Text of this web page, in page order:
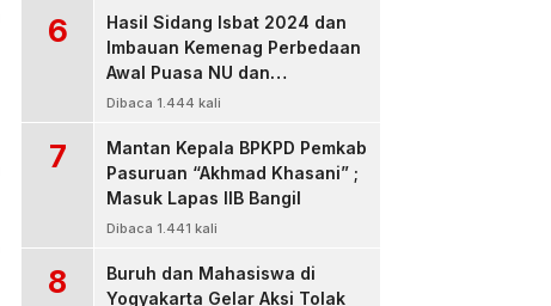
6
Hasil Sidang Isbat 2024 dan
Imbauan Kemenag Perbedaan
Awal Puasa NU dan
Muhamadiyah
Dibaca 1.444 kali
7
Mantan Kepala BPKPD Pemkab
Pasuruan “Akhmad Khasani” ;
Masuk Lapas IIB Bangil
Dibaca 1.441 kali
8
Buruh dan Mahasiswa di
Yogyakarta Gelar Aksi Tolak